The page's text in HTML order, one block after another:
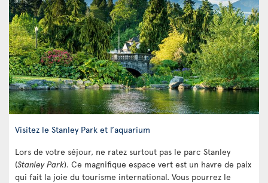
Visitez le Stanley Park et l’aquarium
Lors de votre séjour, ne ratez surtout pas le parc Stanley
(Stanley Park). Ce magnifique espace vert est un havre de paix
qui fait la joie du tourisme international. Vous pourrez le